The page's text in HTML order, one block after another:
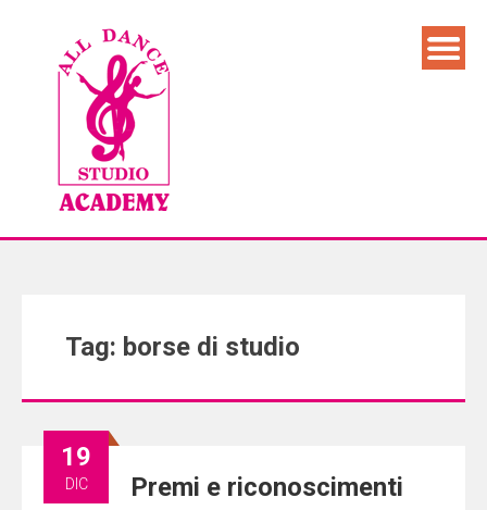
Tag: borse di studio
Premi e riconoscimenti
19
DIC